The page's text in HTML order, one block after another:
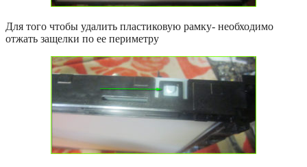
Для того чтобы удалить пластиковую рамку- необходимо
отжать защелки по ее периметру